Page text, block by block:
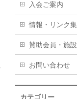
入会ご案内
情報・リンク集
賛助会員・施
お問い合わせ
カテゴリー